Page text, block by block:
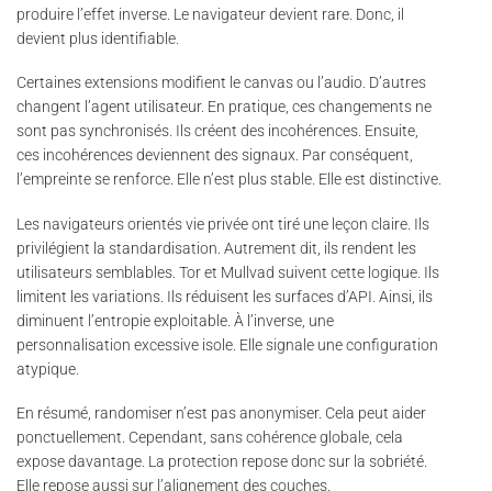
produire l’effet inverse. Le navigateur devient rare. Donc, il
devient plus identifiable.
Certaines extensions modifient le canvas ou l’audio. D’autres
changent l’agent utilisateur. En pratique, ces changements ne
sont pas synchronisés. Ils créent des incohérences. Ensuite,
ces incohérences deviennent des signaux. Par conséquent,
l’empreinte se renforce. Elle n’est plus stable. Elle est distinctive.
Les navigateurs orientés vie privée ont tiré une leçon claire. Ils
privilégient la standardisation. Autrement dit, ils rendent les
utilisateurs semblables. Tor et Mullvad suivent cette logique. Ils
limitent les variations. Ils réduisent les surfaces d’API. Ainsi, ils
diminuent l’entropie exploitable. À l’inverse, une
personnalisation excessive isole. Elle signale une configuration
atypique.
En résumé, randomiser n’est pas anonymiser. Cela peut aider
ponctuellement. Cependant, sans cohérence globale, cela
expose davantage. La protection repose donc sur la sobriété.
Elle repose aussi sur l’alignement des couches.